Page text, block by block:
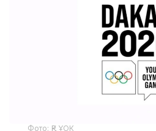
Фото: ҚР ҰОК